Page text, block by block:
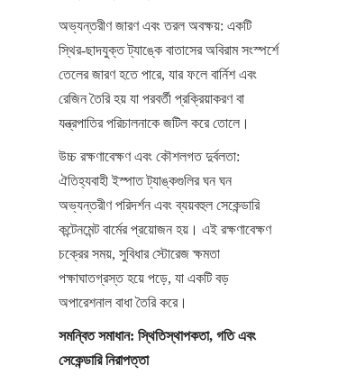
অভ্যন্তরীণ জারণ এবং তরল অবক্ষয়: একটি
স্থির-ছাদযুক্ত ট্যাঙ্কে বাতাসের অবিরাম সংস্পর্শে
তেলের জারণ হতে পারে, যার ফলে বার্নিশ এবং
রেজিন তৈরি হয় যা পরবর্তী প্রক্রিয়াকরণ বা
যন্ত্রপাতির পরিচালনাকে জটিল করে তোলে।
উচ্চ রক্ষণাবেক্ষণ এবং কৌশলগত দুর্বলতা:
ঐতিহ্যবাহী ইস্পাত ট্যাঙ্কগুলির ঘন ঘন
অভ্যন্তরীণ পরিদর্শন এবং ব্যয়বহুল সেকেন্ডারি
কন্টেনমেন্ট বার্মের প্রয়োজন হয়। এই রক্ষণাবেক্ষণ
চক্রের সময়, সুবিধার স্টোরেজ ক্ষমতা
পক্ষাঘাতগ্রস্ত হয়ে পড়ে, যা একটি বড়
অপারেশনাল বাধা তৈরি করে।
সমন্বিত সমাধান: স্থিতিস্থাপকতা, গতি এবং
সেকেন্ডারি নিরাপত্তা